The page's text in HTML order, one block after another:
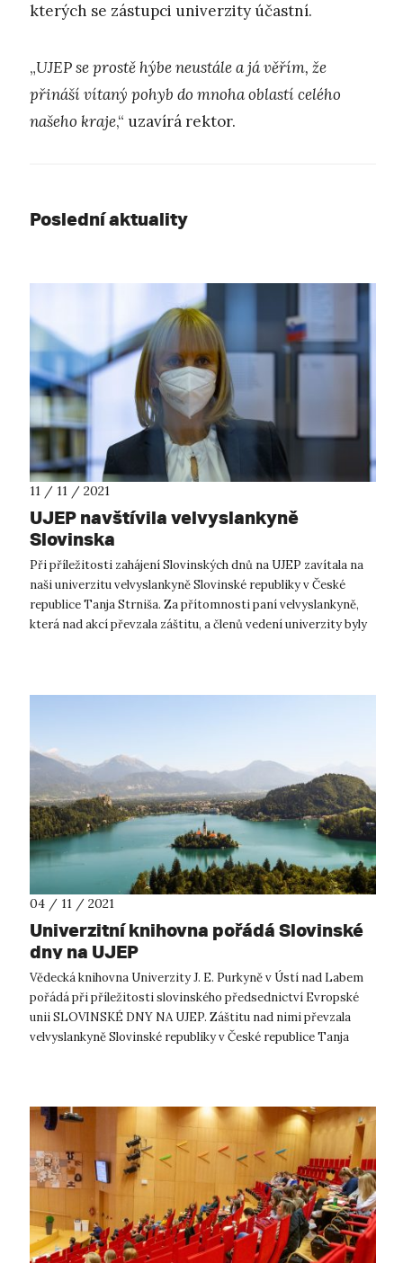
kterých se zástupci univerzity účastní.
„UJEP se prostě hýbe neustále a já věřím, že
přináší vítaný pohyb do mnoha oblastí celého
našeho kraje,“ uzavírá rektor.
Poslední aktuality
11 / 11 / 2021
UJEP navštívila velvyslankyně
Slovinska
Při příležitosti zahájení Slovinských dnů na UJEP zavítala na
naši univerzitu velvyslankyně Slovinské republiky v České
republice Tanja Strniša. Za přítomnosti paní velvyslankyně,
která nad akcí převzala záštitu, a členů vedení univerzity byly
04 / 11 / 2021
Univerzitní knihovna pořádá Slovinské
dny na UJEP
Vědecká knihovna Univerzity J. E. Purkyně v Ústí nad Labem
pořádá při příležitosti slovinského předsednictví Evropské
unii SLOVINSKÉ DNY NA UJEP. Záštitu nad nimi převzala
velvyslankyně Slovinské republiky v České republice Tanja